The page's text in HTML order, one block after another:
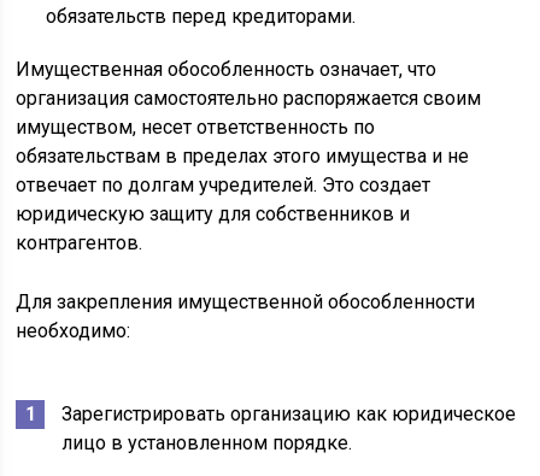
обязательств перед кредиторами.
Имущественная обособленность означает, что
организация самостоятельно распоряжается своим
имуществом, несет ответственность по
обязательствам в пределах этого имущества и не
отвечает по долгам учредителей. Это создает
юридическую защиту для собственников и
контрагентов.
Для закрепления имущественной обособленности
необходимо:
Зарегистрировать организацию как юридическое
лицо в установленном порядке.